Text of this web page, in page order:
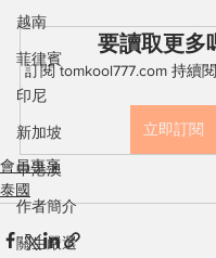
越南
菲律賓
印尼
新加坡
中港澳
作者簡介
關生嚴選
要讀取更多
訂閱 tomkool777.com 持續
立即訂閱
會員專享
泰國